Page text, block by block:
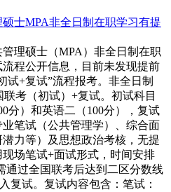
士MPA非全日制在职学习有提
理硕士（MPA）非全日制在职
程公开信息，目前未发现提前
试+复试”流程报考。非全日制
考（初试）+复试。初试科目
分）和英语二（100分），复试
笔试（公共管理学）、综合面
力等）及思想政治考核，无提
场笔试+面试形式，时间安排
通过全国联考后达到二区分数线
复试。复试内容包含：笔试：